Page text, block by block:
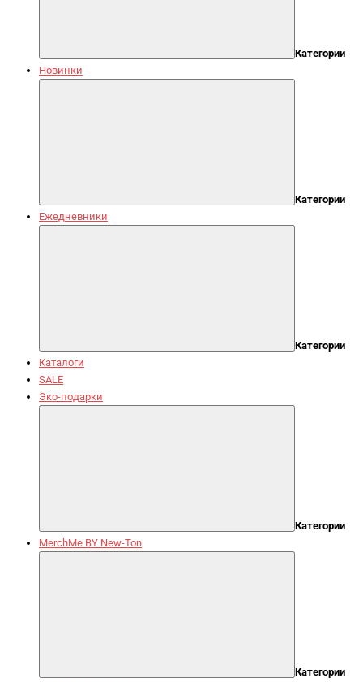
Категории
Новинки
Категории
Ежедневники
Категории
Каталоги
SALE
Эко-подарки
Категории
MerchMe BY New-Ton
Категории